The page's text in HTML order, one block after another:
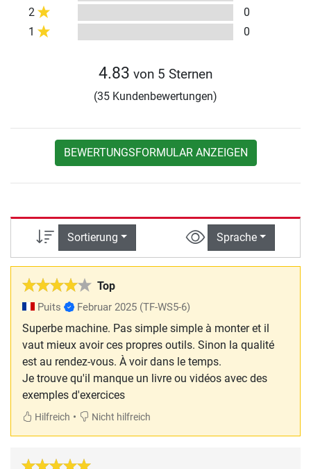
2
0
1
0
4.83 von 5 Sternen
(35 Kundenbewertungen)
BEWERTUNGSFORMULAR ANZEIGEN
Sortierung Sprache
Top
Puits Februar 2025 (TF-WS5-6)
Superbe machine. Pas simple simple à monter et il
vaut mieux avoir ces propres outils. Sinon la qualité
est au rendez-vous. À voir dans le temps.
Je trouve qu'il manque un livre ou vidéos avec des
exemples d'exercices
Hilfreich • Nicht hilfreich